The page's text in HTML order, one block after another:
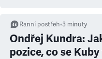
Ranní postřeh•3 minuty
Ondřej Kundra:
pozice, co se